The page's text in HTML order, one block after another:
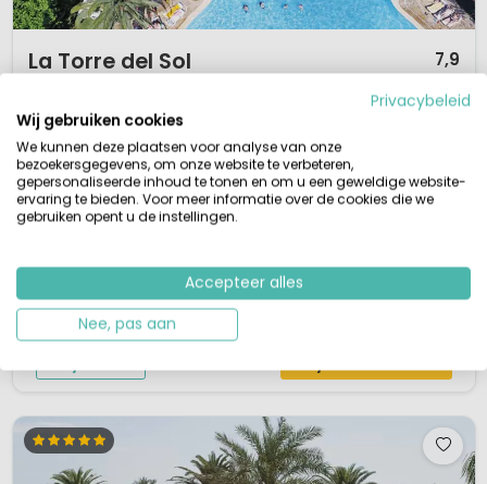
La Torre del Sol 7,9
XL Levendig Waterpark
Topcamping Costa Dorada voor alle leeftijden
Direct aan zee gelegen
Diverse zwembaden, kinderbad en jacuzzi
Uitgebreid animatieprogramma
aan de Costa Dorada. Deze Sterrencamping bevindt zich even buiten
Miami Platja. Palmbomen, tropische planten en een prachtig
zwembadcomplex geven het terrein een exotische uitstraling. Op de
camping zijn veel...
Privacybeleid
Wij gebruiken cookies
We kunnen deze plaatsen voor analyse van onze
bezoekersgegevens, om onze website te verbeteren,
gepersonaliseerde inhoud te tonen en om u een geweldige website-
ervaring te bieden. Voor meer informatie over de cookies die we
gebruiken opent u de instellingen.
Accepteer alles
Nee, pas aan